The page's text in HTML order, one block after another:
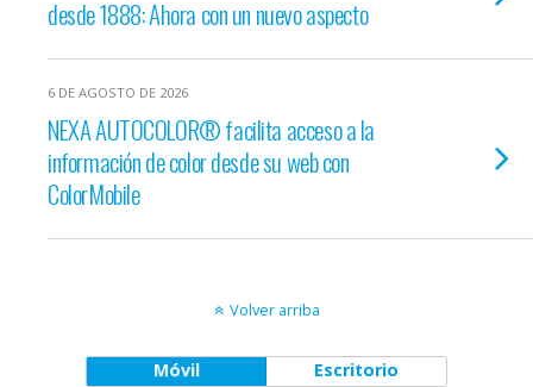
desde 1888: Ahora con un nuevo aspecto
6 DE AGOSTO DE 2026
NEXA AUTOCOLOR® facilita acceso a la
información de color desde su web con
ColorMobile
Volver arriba
Móvil Escritorio